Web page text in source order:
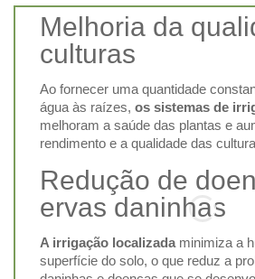
Melhoria da
culturas
Ao fornecer uma quantidade
água às raízes,os sistemas de
melhoram a saúde das plantas e
rendimento e a qualidade das
Redução de
ervas daninhas
A irrigação localizadaminimiza a
superfície do solo, o que reduz a